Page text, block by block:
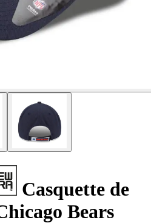
Casquette de
Bears